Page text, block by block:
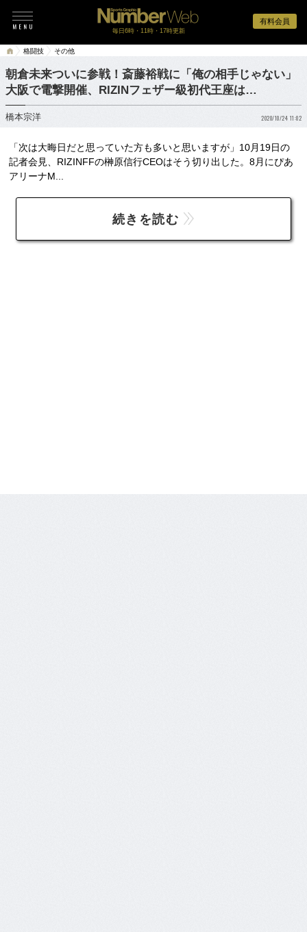
有料会員
毎日6時・11時・17時更新
格闘技 その他
朝倉未来ついに参戦！斎藤裕戦に「俺の相手じゃない」
大阪で電撃開催、RIZINフェザー級初代王座は…
橋本宗洋 2020/10/24 11:02
「次は大晦日だと思っていた方も多いと思いますが」10月19日の
記者会見、RIZINFFの榊原信行CEOはそう切り出した。8月にぴあ
アリーナM...
続きを読む